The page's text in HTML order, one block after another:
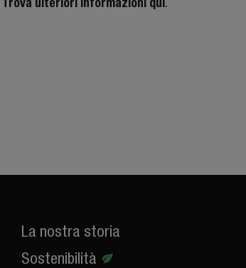
.
La nostra storia
Sostenibilità